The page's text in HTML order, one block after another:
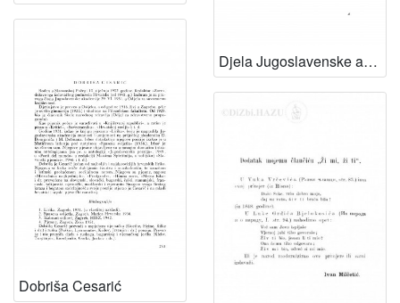
Djela Jugoslavenske akademije znanosti i umjetnosti
Dobriša Cesarić